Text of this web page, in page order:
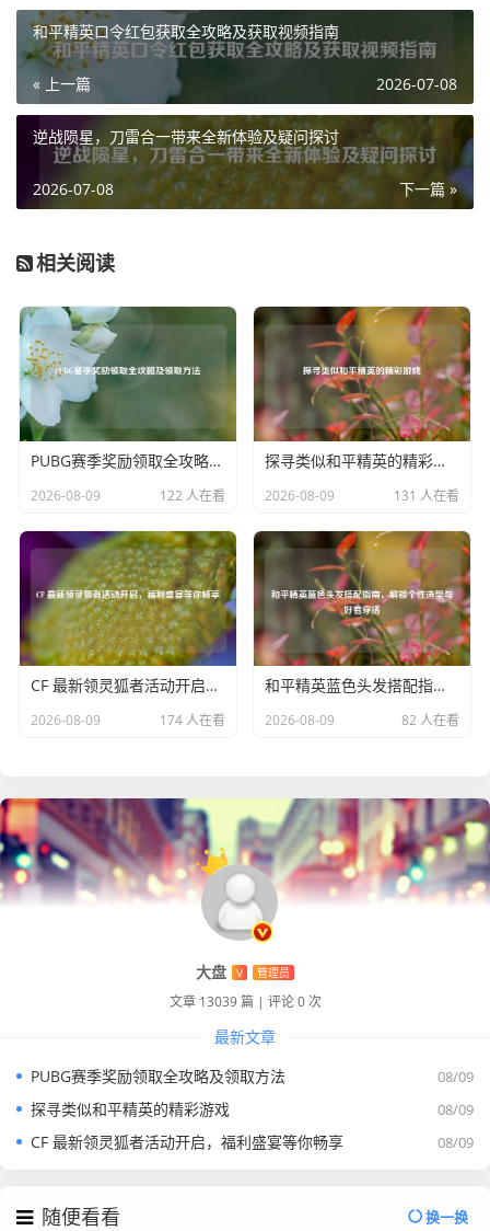
成伤害，打乱敌方阵型，他的被动还能强化下次普攻，增加
攻击速度和移动速度，配合穿透伤害，输出能力不容小觑。
再者是司马懿,这位刺客型法师拥有强大的机动性和爆发伤
害，司马懿的技能可以对路径上的敌人造成穿透伤害，他能
够迅速切入敌方后排，利用穿透技能在人群中打出高额伤
害，然后再凭借技能的位移效果安全撤离，司马懿的大招更
是能直接对范围内的敌人造成巨额穿透伤害，常常能在敌方
以发射一枚炮弹，炮弹会对命中的敌人造成伤害并在敌人之
间弹射，最多弹射三次，这使得墨子在团战中能对多个敌人
造成伤害，墨子还拥有大招“墨守成规”，这是一个范围性的
控制技能，同时也能对范围内敌人造成一定的穿透伤害，在
合适的时机释放大招，能有效地控制敌方英雄并造成可观的
伤害。
这些英雄凭借各自独特的穿透能力,在王者荣耀的赛场上都有
着不可忽视的作用，无论是在对线、团战还是支援等各个环
节，他们都能利用穿透伤害打出优势，为团队的胜利贡献力
量，玩家们可以根据不同的阵容和战局情况，合理选择这些
具有穿透能力的英雄，在游戏中展现出强大的实力。
和平精英口令红包获取全攻略及获取视频指南
« 上一篇 2026-07-08
逆战陨星，刀雷合一带来全新体验及疑问探讨
下一篇 »
2026-07-08
相关阅读
PUBG赛季奖励领取全攻略及领取方法
2026-08-09 122 人在看
探寻类似和平精英的精彩游戏
2026-08-09 131 人在看
CF 最新领灵狐者活动开启，福利盛宴等你畅享
2026-08-09 174 人在看
和平精英蓝色头发搭配指南，解锁个性造型与好看穿搭
2026-08-09 82 人在看
大盘 V 管理员
文章 13039 篇 | 评论 0 次
最新文章
08/09
PUBG赛季奖励领取全攻略及领取方法
08/09
探寻类似和平精英的精彩游戏
08/09
CF 最新领灵狐者活动开启，福利盛宴等你畅享
随便看看 换一换